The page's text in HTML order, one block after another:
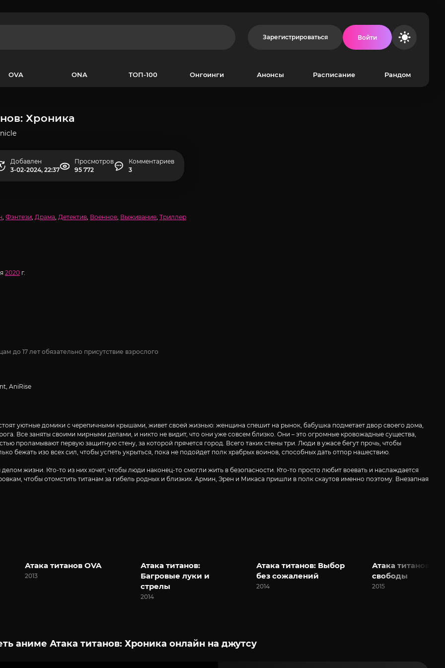
Зарегистрироваться Войти
OVA ONA ТОП-100 Онгоинги Анонсы Расписание Рандом
Хроника
Добавлен
3-02-2024, 22:37
Просмотров
95 772
Комментариев
3
, Фэнтези, Драма, Детектив, Военное, Выживание, Триллер
2020 г.
до 17 лет обязательно присутствие взрослого
AniRise
уютные домики с черепичными крышами, живет своей жизнью: женщина спешит на рынок, бабушка подметает двор своего дома,
Все заняты своими мирными делами, и никто не видит, что они уже совсем близко. Они – это огромные кровожадные существа,
проламывают первую защитную стену, за которой прячется город. Всего таких стены три. Люди в ужасе бегут прочь, чтобы
бежать изо всех сил, чтобы успеть укрыться, пока не подойдет полк храбрых воинов, способных дать отпор нашествию.
жизни. Кто-то из них хочет, чтобы люди наконец-то смогли жить в безопасности. Кто-то просто любит воевать и наслаждается
чтобы отомстить титанам за гибель родных и близких. Армин, Эрен и Микаса пришли в полк скаутов именно поэтому. Внезапная
Атака титанов OVA
2013
Атака титанов:
Багровые луки и
стрелы
2014
Атака титанов: Выбор
без сожалений
2014
Атака титанов:
свободы
2015
аниме Атака титанов: Хроника онлайн на джутсу